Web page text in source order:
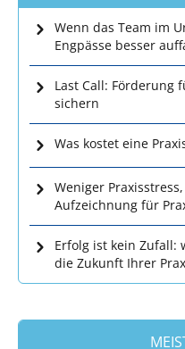
Wenn das Team im
Engpässe besser
Last Call: Förderung
sichern
Was kostet eine
Weniger
Aufzeichnung für
Erfolg ist kein Zufall:
die Zukunft Ihrer